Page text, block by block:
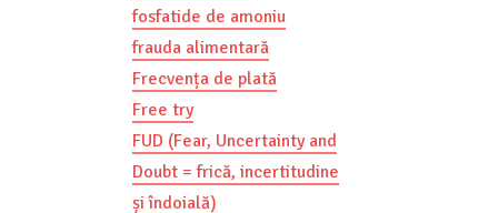
fosfatide de amoniu
frauda alimentară
Frecvența de plată
Free try
FUD (Fear, Uncertainty and
Doubt = frică, incertitudine
și îndoială)